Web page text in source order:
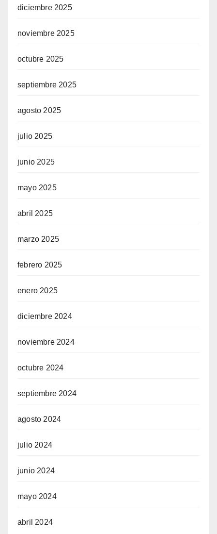
diciembre 2025
noviembre 2025
octubre 2025
septiembre 2025
agosto 2025
julio 2025
junio 2025
mayo 2025
abril 2025
marzo 2025
febrero 2025
enero 2025
diciembre 2024
noviembre 2024
octubre 2024
septiembre 2024
agosto 2024
julio 2024
junio 2024
mayo 2024
abril 2024